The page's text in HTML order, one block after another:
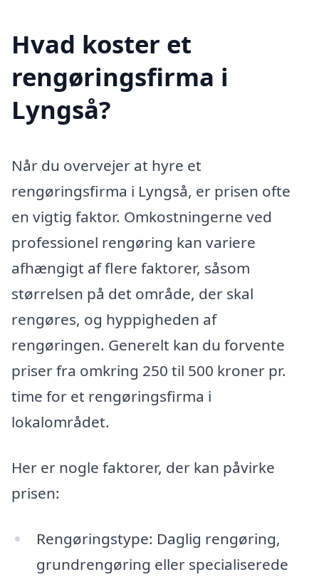
Hvad koster et
rengøringsfirma i
Lyngså?
Når du overvejer at hyre et
rengøringsfirma i Lyngså, er prisen ofte
en vigtig faktor. Omkostningerne ved
professionel rengøring kan variere
afhængigt af flere faktorer, såsom
størrelsen på det område, der skal
rengøres, og hyppigheden af
rengøringen. Generelt kan du forvente
priser fra omkring 250 til 500 kroner pr.
time for et rengøringsfirma i
lokalområdet.
Her er nogle faktorer, der kan påvirke
prisen:
Rengøringstype: Daglig rengøring,
grundrengøring eller specialiserede